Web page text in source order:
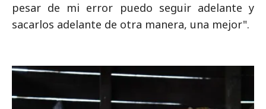
pesar de mi error puedo seguir adelante y
sacarlos adelante de otra manera, una mejor".